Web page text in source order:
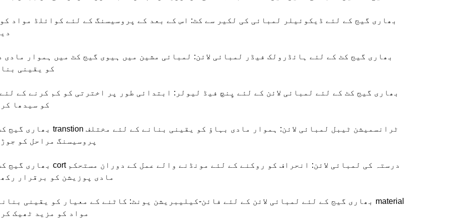
کو یقینی
کو سیدھا
پروسیسنگ مراحل کو
مادی پوزیشن کو برقرار
مواد کو مزید ٹھیک